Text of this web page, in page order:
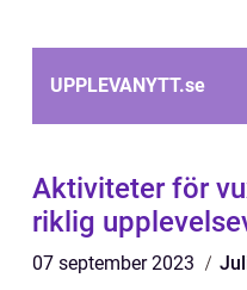
UPPLEVANYTT.se
Aktiviteter för
riklig
07 september 2023